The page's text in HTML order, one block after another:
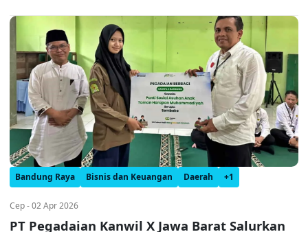
Bandung Raya Bisnis dan Keuangan Daerah +1
Cep - 02 Apr 2026
PT Pegadaian Kanwil X Jawa Barat Salurkan